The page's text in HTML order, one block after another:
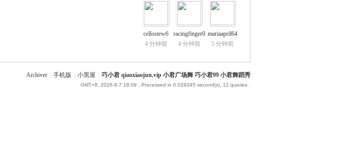
cellostew6
4 分钟前
racingfinger0
4 分钟前
mariaapril64
5 分钟前
Archiver 手机版 小黑屋 巧小君 qiaoxiaojun.vip 小君广场舞 巧小君99 小君舞蹈秀
GMT+8, 2026-8-7 18:09 , Processed in 0.026345 second(s), 12 queries .